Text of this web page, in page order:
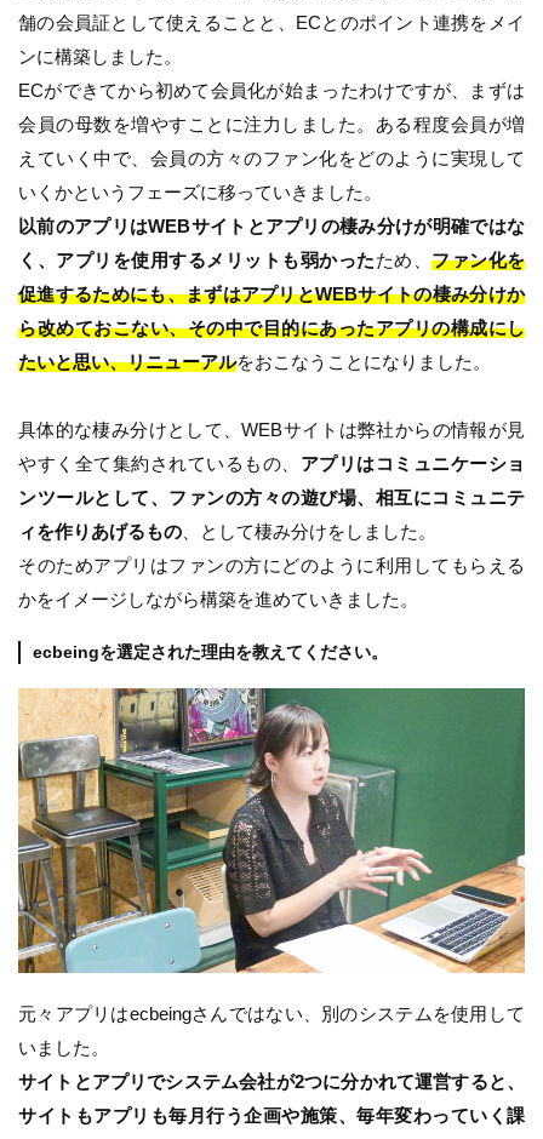
舗の会員証として使えることと、ECとのポイント連携をメイ
ンに構築しました。
ECができてから初めて会員化が始まったわけですが、まずは
会員の母数を増やすことに注力しました。ある程度会員が増
えていく中で、会員の方々のファン化をどのように実現して
いくかというフェーズに移っていきました。
以前のアプリはWEBサイトとアプリの棲み分けが明確ではな
く、アプリを使用するメリットも弱かったため、 ファン化を
促進するためにも、まずはアプリとWEBサイトの棲み分けか
ら改めておこない、その中で目的にあったアプリの構成にし
たいと思い、リニューアルをおこなうことになりました。
具体的な棲み分けとして、WEBサイトは弊社からの情報が見
やすく全て集約されているもの、 アプリはコミュニケーショ
ンツールとして、ファンの方々の遊び場、相互にコミュニテ
ィを作りあげるもの 、として棲み分けをしました。
そのためアプリはファンの方にどのように利用してもらえる
かをイメージしながら構築を進めていきました。
ecbeingを選定された理由を教えてください。
元々アプリはecbeingさんではない、別のシステムを使用して
いました。
サイトとアプリでシステム会社が2つに分かれて運営すると、
サイトもアプリも毎月行う企画や施策、毎年変わっていく課